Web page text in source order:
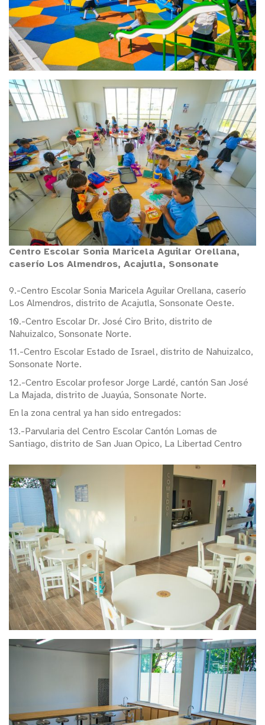
Centro Escolar Sonia Maricela Aguilar Orellana,
caserío Los Almendros, Acajutla, Sonsonate
9.-Centro Escolar Sonia Maricela Aguilar Orellana, caserío
Los Almendros, distrito de Acajutla, Sonsonate Oeste.
10.-Centro Escolar Dr. José Ciro Brito, distrito de
Nahuizalco, Sonsonate Norte.
11.-Centro Escolar Estado de Israel, distrito de Nahuizalco,
Sonsonate Norte.
12.-Centro Escolar profesor Jorge Lardé, cantón San José
La Majada, distrito de Juayúa, Sonsonate Norte.
En la zona central ya han sido entregados:
13.-Parvularia del Centro Escolar Cantón Lomas de
Santiago, distrito de San Juan Opico, La Libertad Centro